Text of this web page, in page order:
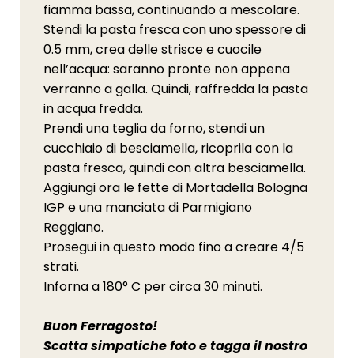
fiamma bassa, continuando a mescolare.
Stendi la pasta fresca con uno spessore di
0.5 mm, crea delle strisce e cuocile
nell’acqua: saranno pronte non appena
verranno a galla. Quindi, raffredda la pasta
in acqua fredda.
Prendi una teglia da forno, stendi un
cucchiaio di besciamella, ricoprila con la
pasta fresca, quindi con altra besciamella.
Aggiungi ora le fette di Mortadella Bologna
IGP e una manciata di Parmigiano
Reggiano.
Prosegui in questo modo fino a creare 4/5
strati.
Inforna a 180° C per circa 30 minuti.
Buon Ferragosto!
Scatta simpatiche foto e tagga il nostro